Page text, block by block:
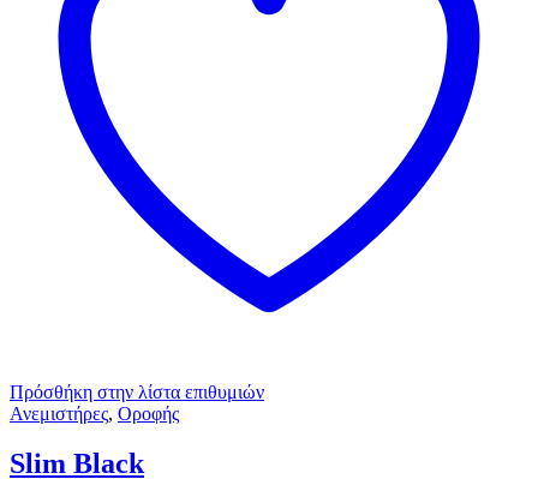
Πρόσθήκη στην λίστα επιθυμιών
Ανεμιστήρες, Οροφής
Slim Black